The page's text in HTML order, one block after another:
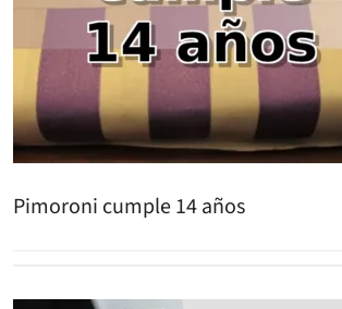
Pimoroni cumple 14 años